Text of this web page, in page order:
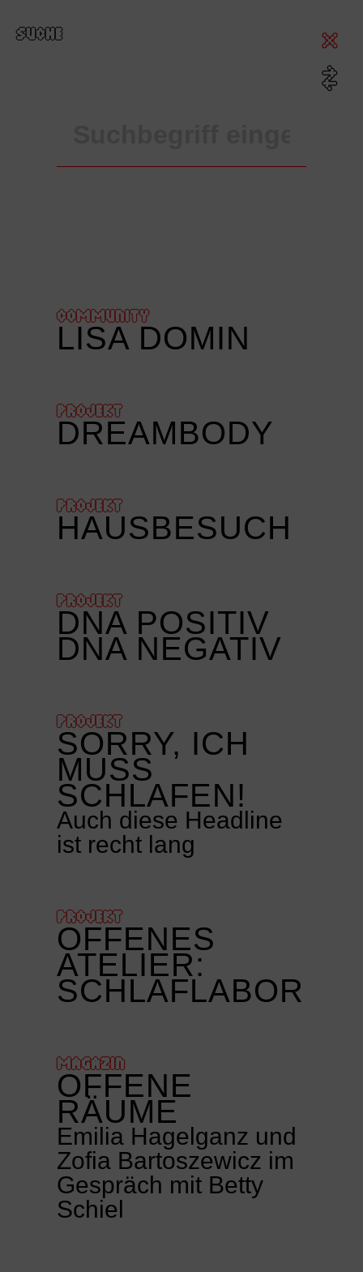
SUCHE
COMMUNITY
LISA DOMIN
PROJEKT
DREAMBODY
PROJEKT
HAUSBESUCH
PROJEKT
DNA POSITIV
DNA NEGATIV
PROJEKT
SORRY, ICH
MUSS
SCHLAFEN!
Auch diese Headline
ist recht lang
PROJEKT
OFFENES
ATELIER:
SCHLAFLABOR
MAGAZIN
OFFENE
RÄUME
Emilia Hagelganz und
Zofia Bartoszewicz im
Gespräch mit Betty
Schiel